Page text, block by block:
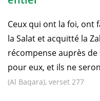
Ceux qui ont la foi, ont
la Salat et acquitté la
récompense auprès
pour eux, et ils ne
(Al Baqara), verset 277